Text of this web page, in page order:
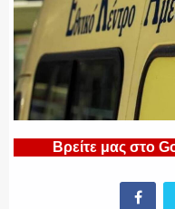
ΕΚΑΜ
Βρείτε μας στο